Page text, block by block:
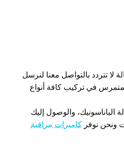
لا تتردد بالتواصل معنا لنرسل
في تركيب كافة أنواع
والوصول إليك
ونحن نوفر كاميرات مراقبة